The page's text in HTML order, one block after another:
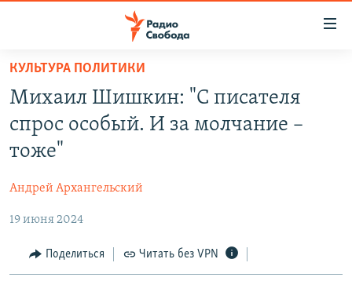
упрощенного
доступа
основному
Вернутся
навигации
Вернутся
АВТОРСКИЕ ПРОЕКТЫ
МНЕНИЯ
КУЛЬТУРА
IDEL.РЕАЛИИ
КУЛЬТУРА ПОЛИТИКИ
Михаил Шишкин: "С писателя
спрос особый. И за молчание –
тоже"
Андрей Архангельский
19 июня 2024
Поделиться Читать без VPN